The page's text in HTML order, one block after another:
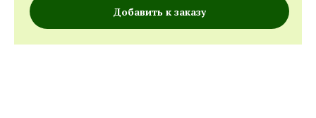
Добавить к заказу